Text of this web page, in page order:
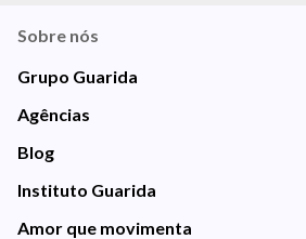
Sobre nós
Grupo Guarida
Agências
Blog
Instituto Guarida
Amor que movimenta